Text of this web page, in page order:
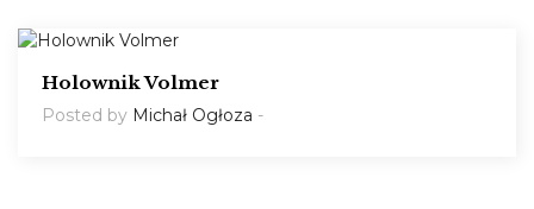
Holownik Volmer
Posted by Michał Ogłoza -